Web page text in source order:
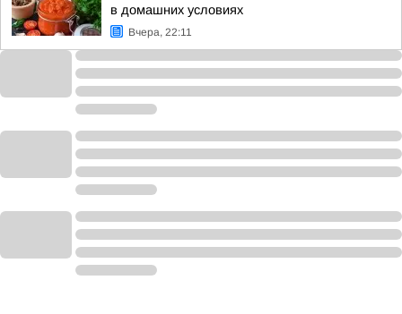
в домашних условиях
Вчера, 22:11